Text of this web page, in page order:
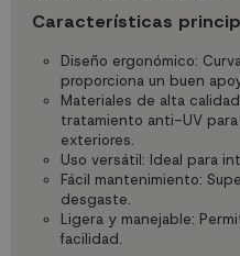
Características
Diseño ergonómico:
proporciona un buen
Materiales de alta
tratamiento anti-UV
exteriores.
Uso versátil: Ideal para
Fácil mantenimiento:
desgaste.
Ligera y manejable:
facilidad.